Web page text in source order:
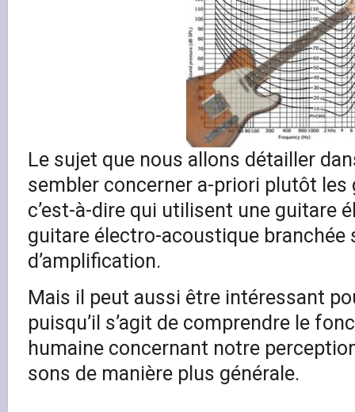
Le sujet que nous allons détailler
sembler concerner a-priori plutôt
c’est-à-dire qui utilisent une guitare
guitare électro-acoustique branchée
d’amplification.
Mais il peut aussi être intéressant
puisqu’il s’agit de comprendre le
humaine concernant notre
sons de manière plus générale.